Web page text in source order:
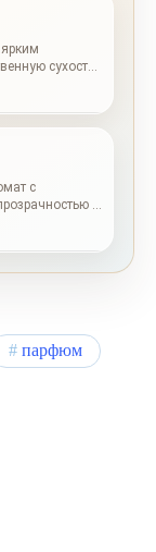
сухость:
кожа,
с
и
парфюм